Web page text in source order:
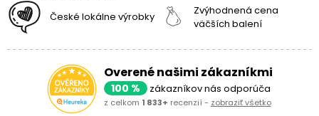
České lokálne výrobky
Zvýhodnená cena
väčších balení
Overené našimi zákazníkmi
100 % zákazníkov nás odporúča
z celkom 1 833+ recenzií - zobraziť všetko